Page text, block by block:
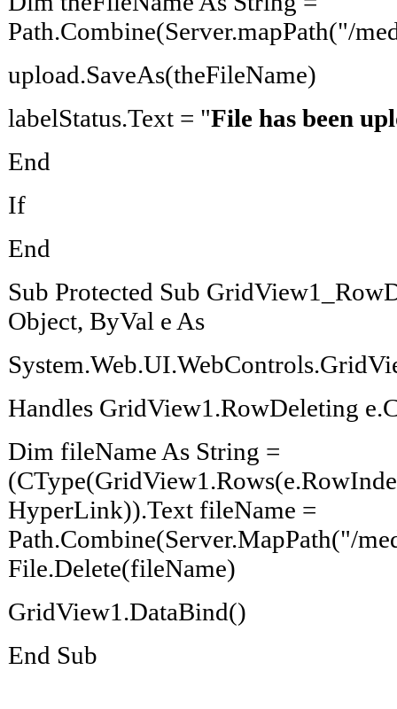
Path.Combine(Server.mapPath("/
upload.SaveAs(theFileName)
labelStatus.Text = "File has been
End
If
End
Sub Protected Sub
Object, ByVal e As
Handles GridView1.RowDeleting
Dim fileName As String =
HyperLink)).Text fileName =
Path.Combine(Server.MapPath("/
File.Delete(fileName)
GridView1.DataBind()
End Sub